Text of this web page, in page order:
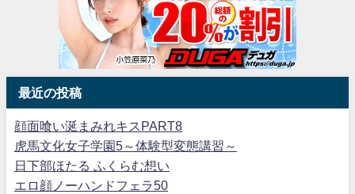
最近の投稿
顔面喰い涎まみれキスPART8
虎馬文化女子学園5～体験型変態講習～
日下部ほたる ふくらむ想い
エロ顔ノーハンドフェラ50